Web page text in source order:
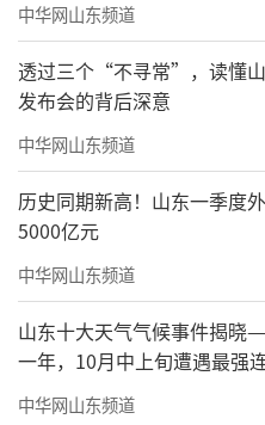
杭州·镇江润州
来，与山东队同根同
赛一上来就让两兄弟
联队在总决赛派遣全
带有后起之秀向自家
中华网山东频道
透过三个“不寻常”，读懂
发布会的背后深意
中华网山东频道
历史同期新高！山东一季度
5000亿元
中华网山东频道
山东十大天气气候事件揭晓
一年，10月中上旬遭遇最强
中华网山东频道